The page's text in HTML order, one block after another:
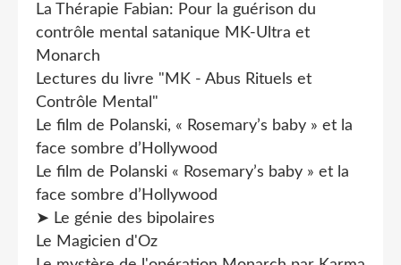
La Thérapie Fabian: Pour la guérison du
contrôle mental satanique MK-Ultra et
Monarch
Lectures du livre "MK - Abus Rituels et
Contrôle Mental"
Le film de Polanski, « Rosemary’s baby » et la
face sombre d’Hollywood
Le film de Polanski « Rosemary’s baby » et la
face sombre d’Hollywood
➤ Le génie des bipolaires
Le Magicien d'Oz